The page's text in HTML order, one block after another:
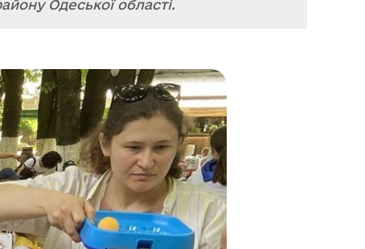
Одеської області.